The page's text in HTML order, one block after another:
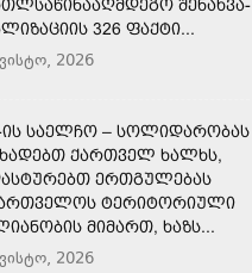
ᲨᲔᲜᲐᲮᲕᲐ-
326 ᲤᲐᲥᲢᲘ...
2026
ᲘᲡ ᲡᲐᲔᲚᲩᲝ – ᲡᲝᲚᲘᲓᲐᲠᲝᲑᲐᲡ
ᲥᲐᲠᲗᲕᲔᲚ ᲮᲐᲚᲮᲡ,
ᲔᲠᲗᲒᲣᲚᲔᲑᲐᲡ
ᲢᲔᲠᲘᲢᲝᲠᲘᲣᲚᲘ
ᲛᲘᲛᲐᲠᲗ, ᲮᲐᲖᲡ...
2026